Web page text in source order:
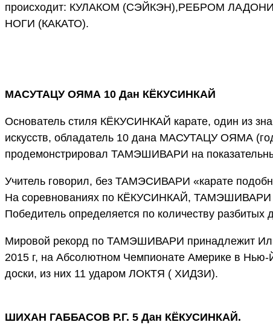
происходит: КУЛАКОМ (СЭЙКЭН),РЕБРОМ
НОГИ (КАКАТО).
МАСУТАЦУ ОЯМА 10 Дан КЁКУСИНКАЙ
Основатель стиля КЁКУСИНКАЙ карате, один из
искусств, обладатель 10 дана МАСУТАЦУ ОЯМА
продемонстрировал ТАМЭШИВАРИ на
Учитель говорил, без ТАМЭСИВАРИ «карате
На соревнованиях по КЁКУСИНКАЙ, ТАМЭШИВАРИ
Победитель определяется по количеству разбитых
Мировой рекорд по ТАМЭШИВАРИ принадлежит
2015 г, на Абсолютном Чемпионате Америке в Нью-
доски, из них 11 ударом ЛОКТЯ ( ХИДЗИ).
ШИХАН ГАББАСОВ Р.Г. 5 Дан КЁКУСИНКАЙ.